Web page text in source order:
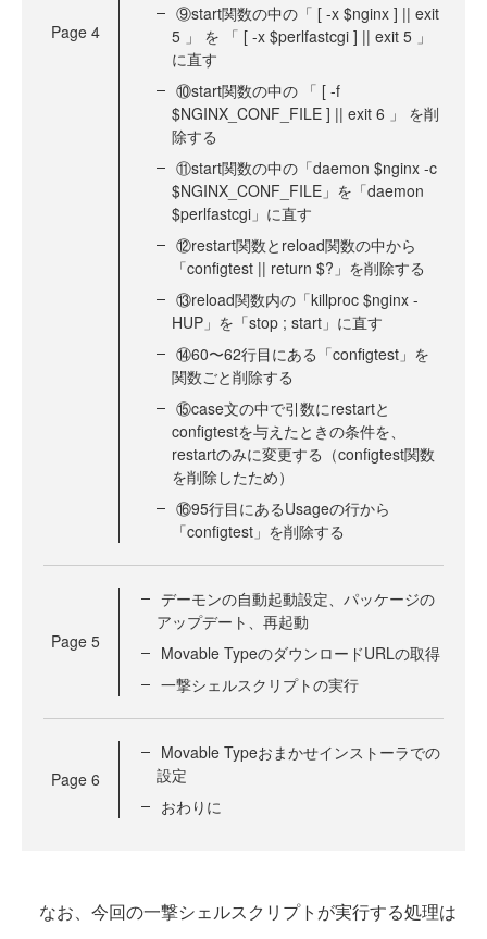
Page 4
⑨start関数の中の「 [ -x $nginx ] || exit
5 」 を 「 [ -x $perlfastcgi ] || exit 5 」
に直す
⑩start関数の中の 「 [ -f
$NGINX_CONF_FILE ] || exit 6 」 を削
除する
⑪start関数の中の「daemon $nginx -c
$NGINX_CONF_FILE」を「daemon
$perlfastcgi」に直す
⑫restart関数とreload関数の中から
「configtest || return $?」を削除する
⑬reload関数内の「killproc $nginx -
HUP」を「stop ; start」に直す
⑭60〜62行目にある「configtest」を
関数ごと削除する
⑮case文の中で引数にrestartと
configtestを与えたときの条件を、
restartのみに変更する（configtest関数
を削除したため）
⑯95行目にあるUsageの行から
「configtest」を削除する
Page 5
デーモンの自動起動設定、パッケージの
アップデート、再起動
Movable TypeのダウンロードURLの取得
一撃シェルスクリプトの実行
Page 6
Movable Typeおまかせインストーラでの
設定
おわりに
なお、今回の一撃シェルスクリプトが実行する処理は